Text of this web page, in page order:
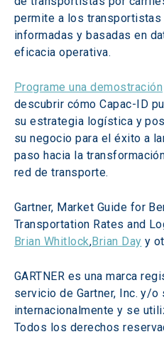
permite a los
informadas y basadas en
eficacia operativa.
Programe una demostración
descubrir cómo Capac-ID
su estrategia logística y
su negocio para el éxito a
paso hacia la
red de transporte.
Gartner, Market Guide for
Transportation Rates and
Brian Whitlock,Brian Day y
GARTNER es una marca
servicio de Gartner, Inc. y/o
internacionalmente y se
Todos los derechos